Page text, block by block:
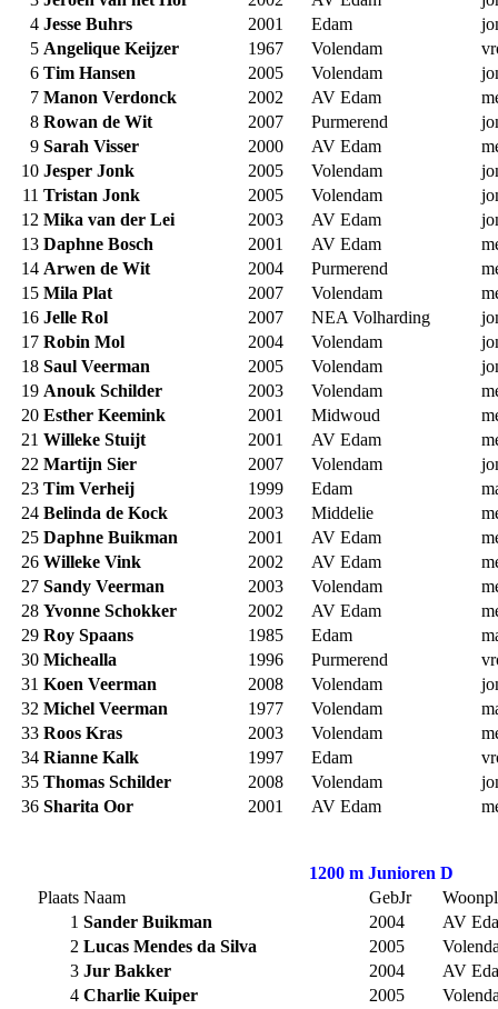
4 Jesse Buhrs 2001 Edam
5 Angelique Keijzer 1967 Volendam
6 Tim Hansen 2005 Volendam
7 Manon Verdonck 2002 AV Edam
8 Rowan de Wit 2007 Purmerend
9 Sarah Visser 2000 AV Edam
10 Jesper Jonk 2005 Volendam
11 Tristan Jonk 2005 Volendam
12 Mika van der Lei 2003 AV Edam
13 Daphne Bosch 2001 AV Edam
14 Arwen de Wit 2004 Purmerend
15 Mila Plat 2007 Volendam
16 Jelle Rol 2007 NEA Volharding
17 Robin Mol 2004 Volendam
18 Saul Veerman 2005 Volendam
19 Anouk Schilder 2003 Volendam
20 Esther Keemink 2001 Midwoud
21 Willeke Stuijt 2001 AV Edam
22 Martijn Sier 2007 Volendam
23 Tim Verheij 1999 Edam
24 Belinda de Kock 2003 Middelie
25 Daphne Buikman 2001 AV Edam
26 Willeke Vink 2002 AV Edam
27 Sandy Veerman 2003 Volendam
28 Yvonne Schokker 2002 AV Edam
29 Roy Spaans 1985 Edam
30 Michealla 1996 Purmerend
31 Koen Veerman 2008 Volendam
32 Michel Veerman 1977 Volendam
33 Roos Kras 2003 Volendam
34 Rianne Kalk 1997 Edam
35 Thomas Schilder 2008 Volendam
36 Sharita Oor 2001 AV Edam
1200 m Junioren D
Plaats Naam GebJr
1 Sander Buikman 2004
AV
2 Lucas Mendes da Silva 2005
3 Jur Bakker 2004
AV
4 Charlie Kuiper 2005